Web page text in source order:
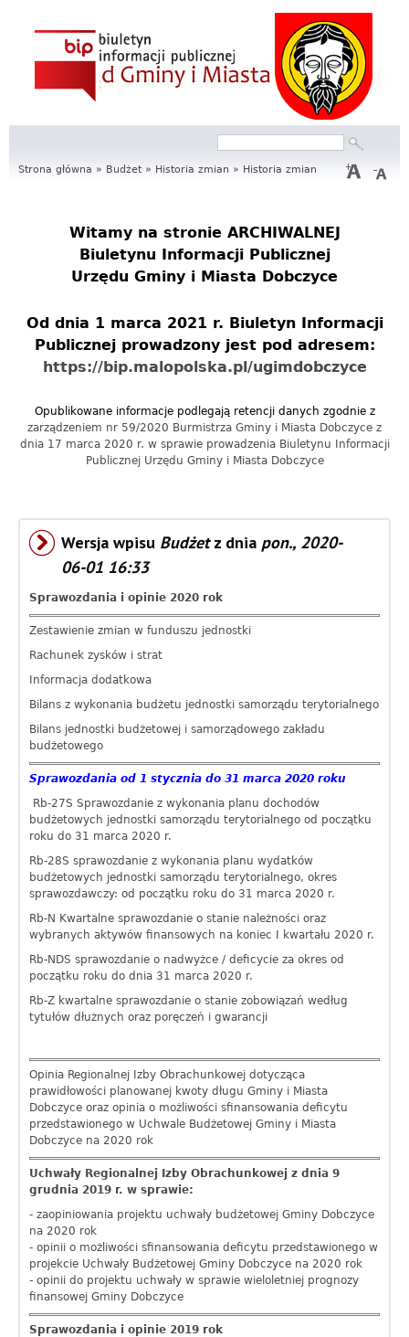
e
r
w
i
I
n
o
r
a
c
j
n
y
D
o
b
c
z
y
Formularz
wyszukiwania
Strona główna » Budżet » Historia zmian » Historia zmian
Witamy na stronie ARCHIWALNEJ
Biuletynu Informacji Publicznej
Urzędu Gminy i Miasta Dobczyce
Od dnia 1 marca 2021 r. Biuletyn Informacji
Publicznej prowadzony jest pod adresem:
https://bip.malopolska.pl/ugimdobczyce
Opublikowane informacje podlegają retencji danych zgodnie z
zarządzeniem nr 59/2020 Burmistrza Gminy i Miasta Dobczyce z
dnia 17 marca 2020 r. w sprawie prowadzenia Biuletynu Informacji
Publicznej Urzędu Gminy i Miasta Dobczyce
Wersja wpisu Budżetz dnia pon., 2020-
06-01 16:33
Sprawozdania i opinie 2020 rok
Zestawienie zmian w funduszu jednostki
Rachunek zysków i strat
Informacja dodatkowa
Bilans z wykonania budżetu jednostki samorządu terytorialnego
Bilans jednostki budżetowej i samorządowego zakładu
budżetowego
Sprawozdania od 1 stycznia do 31 marca 2020 roku
Rb-27S Sprawozdanie z wykonania planu dochodów
budżetowych jednostki samorządu terytorialnego od początku
roku do 31 marca 2020 r.
Rb-28S sprawozdanie z wykonania planu wydatków
budżetowych jednostki samorządu terytorialnego, okres
sprawozdawczy: od początku roku do 31 marca 2020 r.
Rb-N Kwartalne sprawozdanie o stanie należności oraz
wybranych aktywów finansowych na koniec I kwartału 2020 r.
Rb-NDS sprawozdanie o nadwyżce / deficycie za okres od
początku roku do dnia 31 marca 2020 r.
Rb-Z kwartalne sprawozdanie o stanie zobowiązań według
tytułów dłużnych oraz poręczeń i gwarancji
Opinia Regionalnej Izby Obrachunkowej dotycząca
prawidłowości planowanej kwoty długu Gminy i Miasta
Dobczyce oraz opinia o możliwości sfinansowania deficytu
przedstawionego w Uchwale Budżetowej Gminy i Miasta
Dobczyce na 2020 rok
Uchwały Regionalnej Izby Obrachunkowej z dnia 9
grudnia 2019 r. w sprawie:
- zaopiniowania projektu uchwały budżetowej Gminy Dobczyce
na 2020 rok
- opinii o możliwości sfinansowania deficytu przedstawionego w
projekcie Uchwały Budżetowej Gminy Dobczyce na 2020 rok
- opinii do projektu uchwały w sprawie wieloletniej prognozy
finansowej Gminy Dobczyce
Sprawozdania i opinie 2019 rok